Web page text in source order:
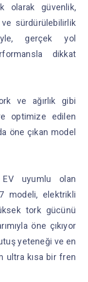
olarak güvenlik,
sürdürülebilirlik
gerçek yol
dikkat
ve ağırlık gibi
optimize edilen
öne çıkan model
uyumlu olan
modeli, elektrikli
tork gücünü
öne çıkıyor
yeteneği ve en
ultra kısa bir fren